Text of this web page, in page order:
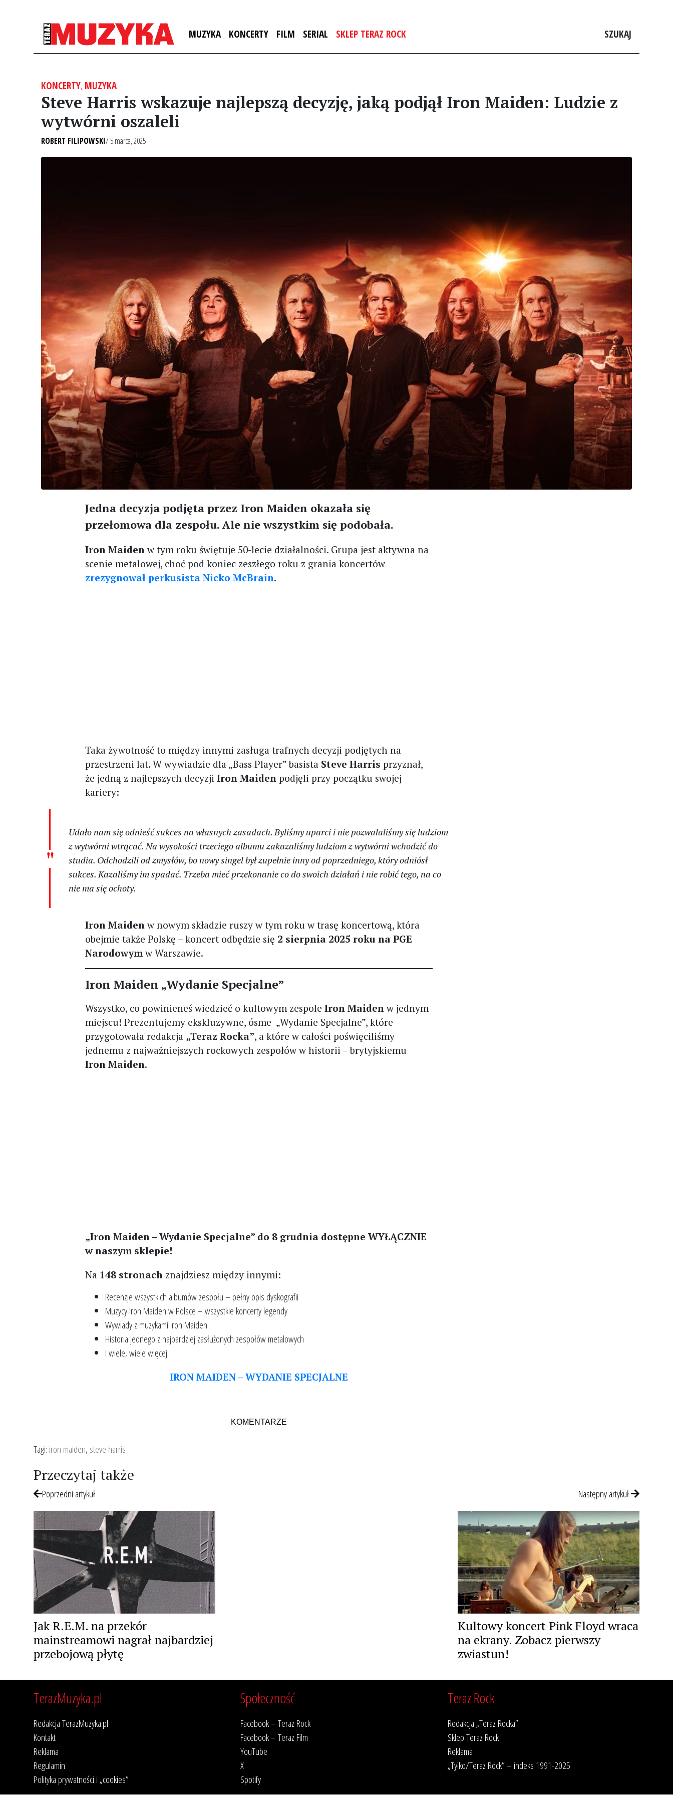
MUZYKA KONCERTY FILM SERIAL SKLEP TERAZ ROCK SZUKAJ
KONCERTY, MUZYKA
Steve Harris wskazuje najlepszą decyzję, jaką podjął Iron Maiden: Ludzie z
wytwórni oszaleli
ROBERT FILIPOWSKI/ 5 marca, 2025
Jedna decyzja podjęta przez Iron Maiden okazała się
przełomowa dla zespołu. Ale nie wszystkim się podobała.
Iron Maidenw tym roku świętuje 50-lecie działalności. Grupa jest aktywna na
scenie metalowej, choć pod koniec zeszłego roku z grania koncertów
zrezygnował perkusista Nicko McBrain.
Taka żywotność to między innymi zasługa trafnych decyzji podjętych na
przestrzeni lat. W wywiadzie dla „Bass Player” basista Steve Harrisprzyznał,
że jedną z najlepszych decyzji Iron Maiden podjęli przy początku swojej
kariery:
Udało nam się odnieść sukces na własnych zasadach. Byliśmy uparci i nie pozwalaliśmy się ludziom
z wytwórni wtrącać. Na wysokości trzeciego albumu zakazaliśmy ludziom z wytwórni wchodzić do
studia. Odchodzili od zmysłów, bo nowy singel był zupełnie inny od poprzedniego, który odniósł
sukces. Kazaliśmy im spadać. Trzeba mieć przekonanie co do swoich działań i nie robić tego, na co
nie ma się ochoty.
Iron Maidenw nowym składzie ruszy w tym roku w trasę koncertową, która
obejmie także Polskę – koncert odbędzie się 2 sierpnia 2025 roku na PGE
Narodowymw Warszawie.
Iron Maiden „Wydanie Specjalne”
Wszystko, co powinieneś wiedzieć o kultowym zespoleIron Maidenw jednym
miejscu! Prezentujemy ekskluzywne, ósme „Wydanie Specjalne”, które
przygotowała redakcja „Teraz Rocka”, a które w całości poświęciliśmy
jednemu z najważniejszych rockowych zespołów w historii – brytyjskiemu
Iron Maiden.
„Iron Maiden – Wydanie Specjalne” do 8 grudnia dostępne WYŁĄCZNIE
w naszym sklepie!
Na 148 stronach znajdziesz między innymi:
Recenzje wszystkich albumów zespołu – pełny opis dyskografii
Muzycy Iron Maiden w Polsce – wszystkie koncerty legendy
Wywiady z muzykami Iron Maiden
Historia jednego z najbardziej zasłużonych zespołów metalowych
I wiele, wiele więcej!
IRON MAIDEN – WYDANIE SPECJALNE
KOMENTARZE
Tagi: iron maiden, steve harris
Przeczytaj także
Poprzedni artykuł
Jak R.E.M. na przekór
mainstreamowi nagrał najbardziej
przebojową płytę
Następny artykuł
Kultowy koncert Pink Floyd wraca
na ekrany. Zobacz pierwszy
zwiastun!
TerazMuzyka.pl
Redakcja TerazMuzyka.pl
Kontakt
Reklama
Regulamin
Polityka prywatności i „cookies”
Społeczność
Facebook – Teraz Rock
Facebook – Teraz Film
YouTube
X
Spotify
Teraz Rock
Redakcja „Teraz Rocka”
Sklep Teraz Rock
Reklama
„Tylko/Teraz Rock” – indeks 1991-2025